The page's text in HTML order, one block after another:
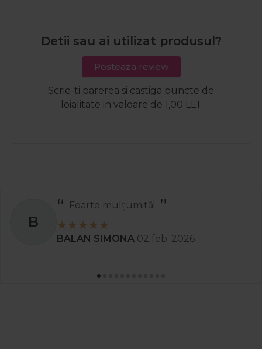
Detii sau ai utilizat produsul?
Posteaza review
Scrie-ti parerea si castiga puncte de
loialitate in valoare de 1,00 LEI.
B
Foarte mulțumită!
BALAN SIMONA 02 feb. 2026